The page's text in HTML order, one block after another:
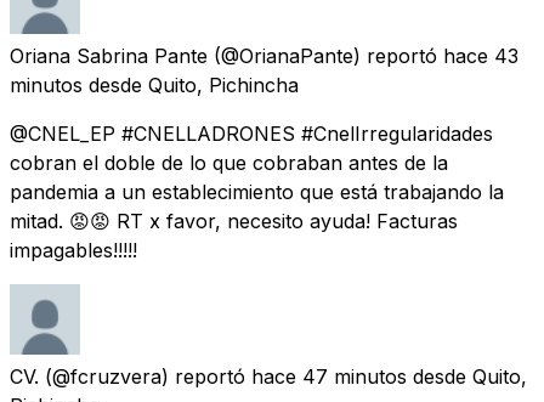
Oriana Sabrina Pante (@OrianaPante) reportó hace 43
minutos desde Quito, Pichincha
@CNEL_EP #CNELLADRONES #CnelIrregularidades
cobran el doble de lo que cobraban antes de la
pandemia a un establecimiento que está trabajando la
mitad. 😡😡 RT x favor, necesito ayuda! Facturas
impagables!!!!!
CV. (@fcruzvera) reportó hace 47 minutos desde Quito,